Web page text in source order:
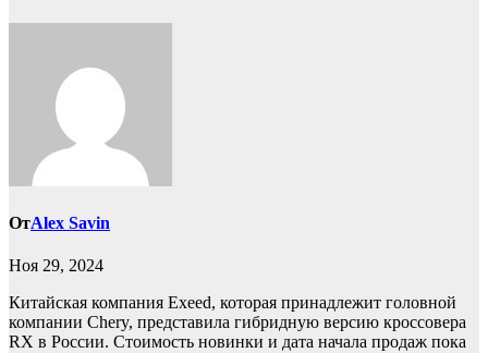
ОтAlex Savin
Ноя 29, 2024
Китайская компания Exeed, которая принадлежит головной
компании Chery, представила гибридную версию кроссовера
RX в России. Стоимость новинки и дата начала продаж пока